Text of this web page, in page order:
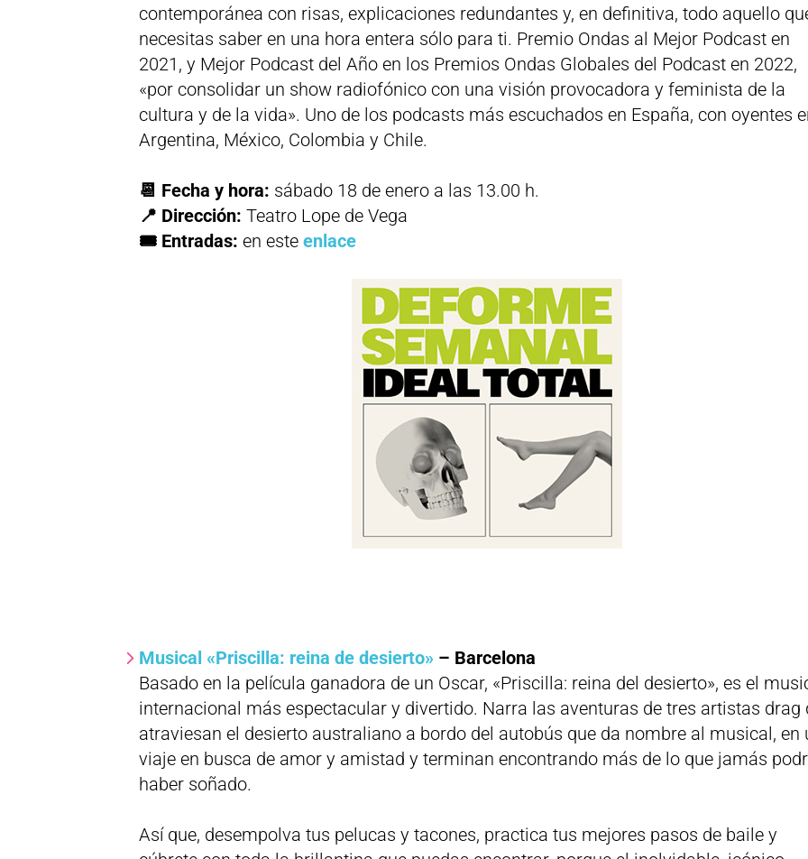
contemporánea con risas, explicaciones redundantes y, en definitiva, todo aquello
necesitas saber en una hora entera sólo para ti. Premio Ondas al Mejor Podcast en
2021, y Mejor Podcast del Año en los Premios Ondas Globales del Podcast en 2022,
«por consolidar un show radiofónico con una visión provocadora y feminista de la
cultura y de la vida». Uno de los podcasts más escuchados en España, con oyentes
Argentina, México, Colombia y Chile.
📆 Fecha y hora: sábado 18 de enero a las 13.00 h.
📍 Dirección:Teatro Lope de Vega
🎟 Entradas:en este enlace
Musical «Priscilla: reina de desierto» – Barcelona
Basado en la película ganadora de un Oscar, «Priscilla: reina del desierto», es el
internacional más espectacular y divertido. Narra las aventuras de tres artistas drag
atraviesan el desierto australiano a bordo del autobús que da nombre al musical, en
viaje en busca de amor y amistad y terminan encontrando más de lo que jamás
haber soñado.
Así que, desempolva tus pelucas y tacones, practica tus mejores pasos de baile y